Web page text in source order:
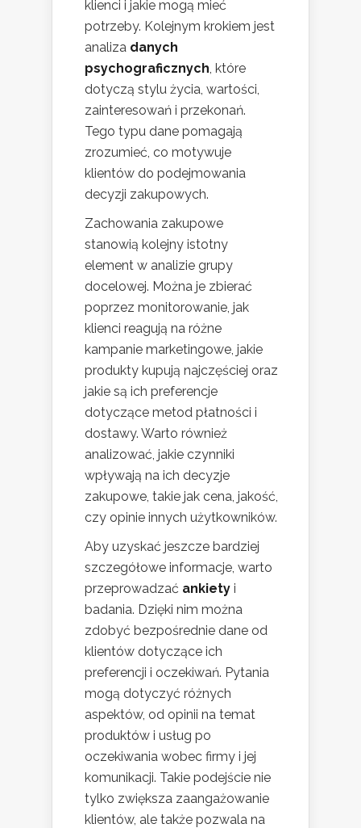
klienci i jakie mogą mieć
potrzeby. Kolejnym krokiem jest
analiza danych
psychograficznych , które
dotyczą stylu życia, wartości,
zainteresowań i przekonań.
Tego typu dane pomagają
zrozumieć, co motywuje
klientów do podejmowania
decyzji zakupowych.
Zachowania zakupowe
stanowią kolejny istotny
element w analizie grupy
docelowej. Można je zbierać
poprzez monitorowanie, jak
klienci reagują na różne
kampanie marketingowe, jakie
produkty kupują najczęściej oraz
jakie są ich preferencje
dotyczące metod płatności i
dostawy. Warto również
analizować, jakie czynniki
wpływają na ich decyzje
zakupowe, takie jak cena, jakość,
czy opinie innych użytkowników.
Aby uzyskać jeszcze bardziej
szczegółowe informacje, warto
przeprowadzać ankiety i
badania. Dzięki nim można
zdobyć bezpośrednie dane od
klientów dotyczące ich
preferencji i oczekiwań. Pytania
mogą dotyczyć różnych
aspektów, od opinii na temat
produktów i usług po
oczekiwania wobec firmy i jej
komunikacji. Takie podejście nie
tylko zwiększa zaangażowanie
klientów, ale także pozwala na